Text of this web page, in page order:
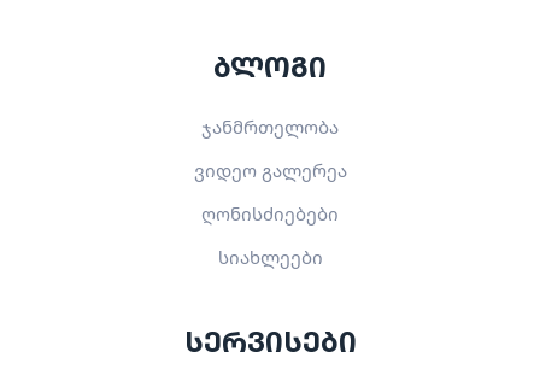
ბლოგი
ჯანმრთელობა
ვიდეო გალერეა
ღონისძიებები
სიახლეები
სერვისები